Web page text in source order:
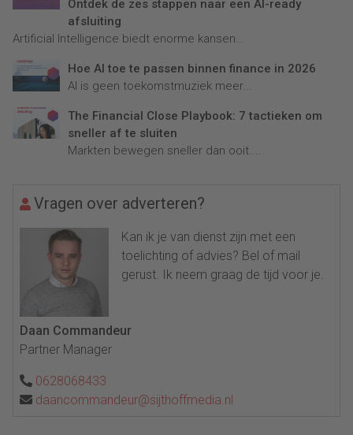
Ontdek de zes stappen naar een AI-ready
afsluiting
Artificial Intelligence biedt enorme kansen...
Hoe AI toe te passen binnen finance in 2026
AI is geen toekomstmuziek meer...
The Financial Close Playbook: 7 tactieken om
sneller af te sluiten
Markten bewegen sneller dan ooit....
Vragen over adverteren?
Kan ik je van dienst zijn met een
toelichting of advies? Bel of mail
gerust. Ik neem graag de tijd voor je.
Daan Commandeur
Partner Manager
0628068433
daancommandeur@sijthoffmedia.nl